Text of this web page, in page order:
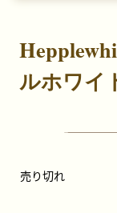
ルホワイ
売り切れ